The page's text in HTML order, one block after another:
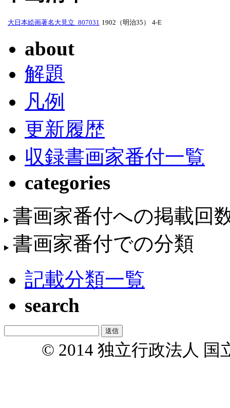
大日本絵画著名大見立_807031 1902（明治35） 4-E
about
解題
凡例
更新履歴
収録書画家番付一覧
categories
書画家番付への掲載回
書画家番付での分類
記載分類一覧
search
© 2014 独立行政法人 国